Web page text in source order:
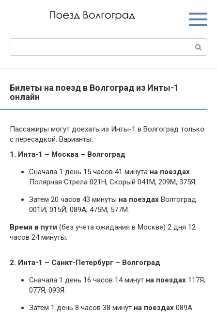
Билеты на поезд в Волгоград из Инты-1
онлайн
Пассажиры могут доехать из Инты-1 в Волгоград только
с пересадкой. Варианты:
1. Инта-1 – Москва – Волгоград
Сначала 1 день 15 часов 41 минута на поездах
Полярная Стрела 021Н, Скорый 041М, 209М, 375Я.
Затем 20 часов 43 минуты на поездах Волгоград
001И, 015Й, 089А, 475М, 577М.
Время в пути (без учета ожидания в Москве) 2 дня 12
часов 24 минуты.
2. Инта-1 – Санкт-Петербург – Волгоград
Сначала 1 день 16 часов 14 минут на поездах 117Я,
077Я, 093Я.
Затем 1 день 8 часов 38 минут на поездах 089А.